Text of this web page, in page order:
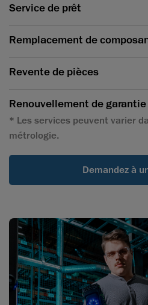
Service de prêt
Remplacement de
Revente de pièces
Renouvellement de garantie
* Les services peuvent varier
métrologie.
Demandez à